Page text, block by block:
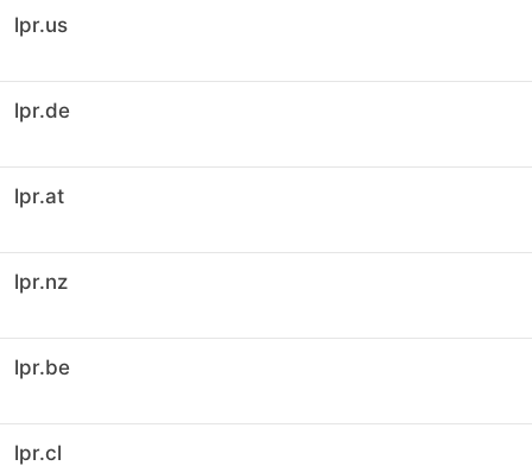
lpr.us
lpr.de
lpr.at
lpr.nz
lpr.be
lpr.cl